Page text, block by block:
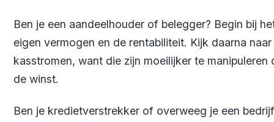
Ben je een aandeelhouder of belegger? Begin bij
eigen vermogen en de rentabiliteit. Kijk daarna
kasstromen, want die zijn moeilijker te manipuleren
de winst.
Ben je kredietverstrekker of overweeg je een